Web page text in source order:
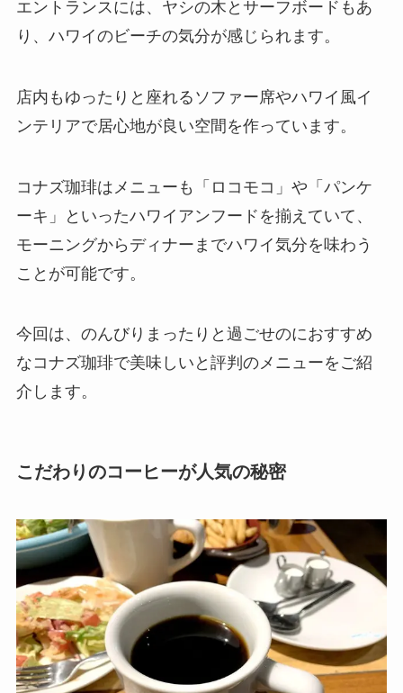
エントランスには、ヤシの木とサーフボードもあ
り、ハワイのビーチの気分が感じられます。
店内もゆったりと座れるソファー席やハワイ風イ
ンテリアで居心地が良い空間を作っています。
コナズ珈琲はメニューも「ロコモコ」や「パンケ
ーキ」といったハワイアンフードを揃えていて、
モーニングからディナーまでハワイ気分を味わう
ことが可能です。
今回は、のんびりまったりと過ごせのにおすすめ
なコナズ珈琲で美味しいと評判のメニューをご紹
介します。
こだわりのコーヒーが人気の秘密